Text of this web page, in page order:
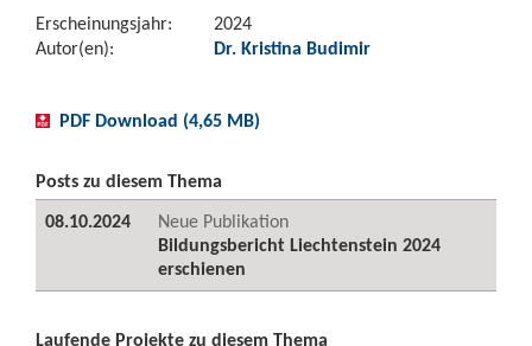
Erscheinungsjahr:
2024
Autor(en):
Dr. Kristina Budimir
PDF Download (4,65 MB)
Posts zu diesem Thema
08.10.2024
Neue Publikation
Bildungsbericht Liechtenstein 2024
erschienen
Laufende Projekte zu diesem Thema